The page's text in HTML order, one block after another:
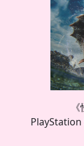
PlayStation